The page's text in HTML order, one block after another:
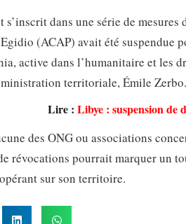
s’inscrit dans une série de
(ACAP) avait été suspendue
active dans l’humanitaire et les
territoriale, Émile
Lire : Libye : suspension de
des ONG ou associations
révocations pourrait marquer un
sur son territoire.